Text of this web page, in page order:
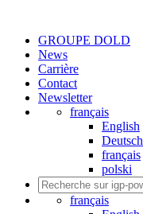
GROUPE DOLD
News
Carrière
Contact
Newsletter
français
English
Deutsch
français
polski
français